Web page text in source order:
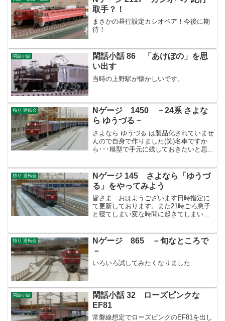
取手？！
まさかの昼行設定カシオペア！今後に期
待！
閑話小話
閑話小話 86 「あけぼの」を思
い出す
当時の上野駅が懐かしいです。
独り 運転会
Nゲージ 1450 －24系 さよな
ら ゆうづる－
さよなら ゆうづる は製品化されていませ
んので自身で作りました(笑)名車ですか
ら･･･模型で手元に残しておきたいと思い
独り 運転会
Nゲージ 145 さよなら「ゆうづ
る」をやってみよう
皆さま おはようございます日時指定に
て更新しております。また21時ごろ息子
と寝てしまい変な時間に起きてしまいま
と思います。今回は常磐線を駆けた寝台
特急「ゆうづる」で...
独り 運転会
Nゲージ 865 －旬なところで
－
いろいろ試してみたくなりました
閑話小話
閑話小話 32 ローズピンクな
EF81
常磐線想定でローズピンクのEF81を出し